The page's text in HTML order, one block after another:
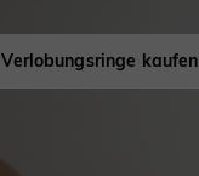
Verlobungsringe kaufen